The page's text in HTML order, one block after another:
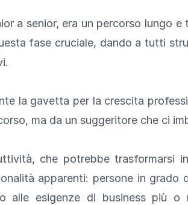
a senior, era un percorso lungo
fase cruciale, dando a tutti
la gavetta per la crescita
ma da un suggeritore che ci
che potrebbe trasformarsi
apparenti: persone in grado
alle esigenze di business più o